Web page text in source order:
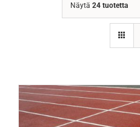
Näytä 24 tuotetta